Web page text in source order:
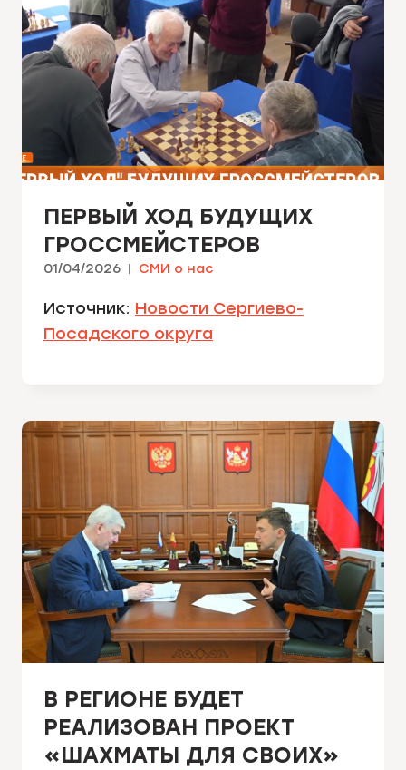
ПЕРВЫЙ ХОД БУДУЩИХ
ГРОССМЕЙСТЕРОВ
01/04/2026 СМИ о нас
Источник: Новости Сергиево-
Посадского округа
В РЕГИОНЕ БУДЕТ
РЕАЛИЗОВАН ПРОЕКТ
«ШАХМАТЫ ДЛЯ СВОИХ»